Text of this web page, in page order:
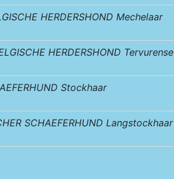
HERDERSHOND Mechelaar
HERDERSHOND Tervurense
Stockhaar
SCHAEFERHUND Langstockhaar